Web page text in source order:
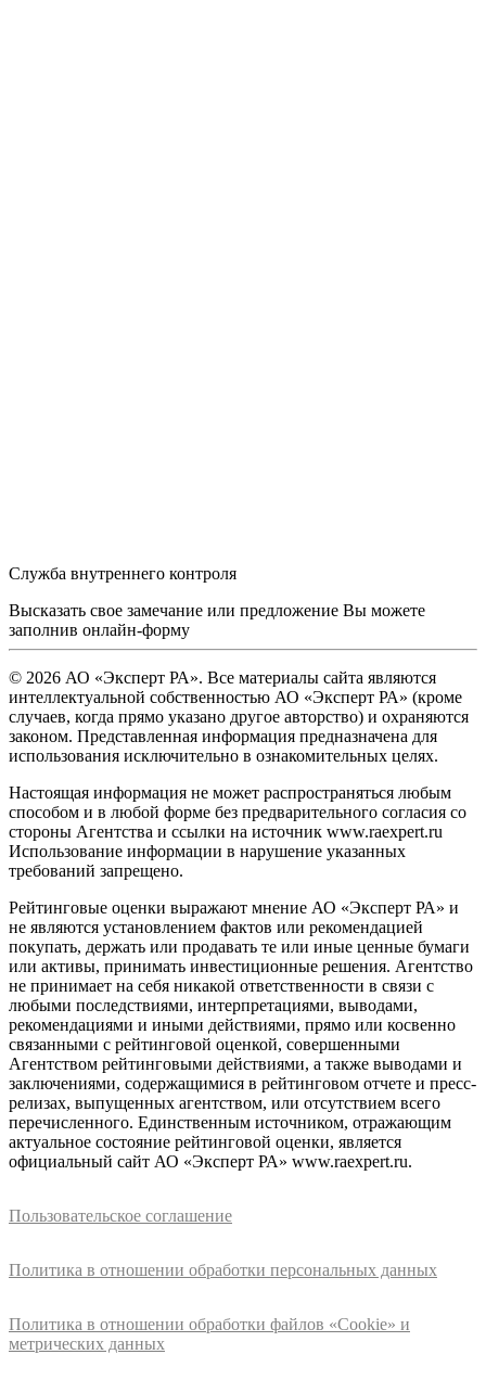
Служба внутреннего контроля
Высказать свое замечание или предложение Вы можете
заполнив онлайн-форму
© 2026 АО «Эксперт РА». Все материалы сайта являются
интеллектуальной собственностью АО «Эксперт РА» (кроме
случаев, когда прямо указано другое авторство) и охраняются
законом. Представленная информация предназначена для
использования исключительно в ознакомительных целях.
Настоящая информация не может распространяться любым
способом и в любой форме без предварительного согласия со
стороны Агентства и ссылки на источник www.raexpert.ru
Использование информации в нарушение указанных
требований запрещено.
Рейтинговые оценки выражают мнение АО «Эксперт РА» и
не являются установлением фактов или рекомендацией
покупать, держать или продавать те или иные ценные бумаги
или активы, принимать инвестиционные решения. Агентство
не принимает на себя никакой ответственности в связи с
любыми последствиями, интерпретациями, выводами,
рекомендациями и иными действиями, прямо или косвенно
связанными с рейтинговой оценкой, совершенными
Агентством рейтинговыми действиями, а также выводами и
заключениями, содержащимися в рейтинговом отчете и пресс-
релизах, выпущенных агентством, или отсутствием всего
перечисленного. Единственным источником, отражающим
актуальное состояние рейтинговой оценки, является
официальный сайт АО «Эксперт РА» www.raexpert.ru.
Пользовательское соглашение
Политика в отношении обработки персональных данных
Политика в отношении обработки файлов «Cookie» и
метрических данных